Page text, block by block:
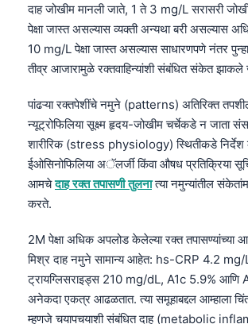
दाह जोखीम मानली जाते, 1 ते 3 mg/L सरासरी
पेक्षा जास्त असल्यास व्यक्ती अन्यथा बरी असल्यास
10 mg/L पेक्षा जास्त असल्यास साधारणपणे नंतर
तीव्र आजारामुळे रक्तवाहिन्यांशी संबंधित संकेत
पांढऱ्या रक्तपेशींचे नमुने (patterns) अतिरिक्त
न्यूट्रोफिलिया सूक्ष्म हृदय-जोखीम चर्चेकडे न जाता
शारीरिक (stress physiology) स्थितीकडे
ईओसिनोफिलिया अॅलर्जी किंवा औषध प्रतिक्रिया
आमचेदाह रक्त तपासणी तुलनात्या नमुन्यांतील
करते.
2M पेक्षा अधिक अपलोड केलेल्या रक्त तपासण्यांच्या
मिश्र दाह नमुने सामान्य आहेत: hs-CRP 4.2 mg/
ट्रायग्लिसराइड्स 210 mg/dL, A1c 5.9% आणि
अनेकदा एकत्र आढळतात. त्या समूहाबद्दल आम्हाला
म्हणजे चयापचयाशी संबंधित दाह (metabolic
Tiếng Việt
Tagalog
ไทย
አማርኛ
Українська
O‘zbekcha
Català
Қазақ тілі
Suomi